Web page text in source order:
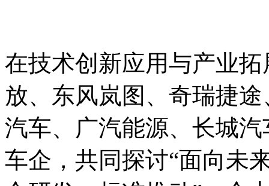
在技术创新应用与产业
放、东风岚图、奇瑞捷
汽车、广汽能源、长城
车企，共同探讨“面向未